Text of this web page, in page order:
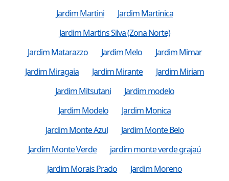
Jardim Martini
Jardim Martinica
Jardim Martins Silva (Zona Norte)
Jardim Matarazzo
Jardim Melo
Jardim Mimar
Jardim Miragaia
Jardim Mirante
Jardim Miriam
Jardim Mitsutani
Jardim modelo
Jardim Modelo
Jardim Monica
Jardim Monte Azul
Jardim Monte Belo
Jardim Monte Verde
jardim monte verde grajaú
Jardim Morais Prado
Jardim Moreno